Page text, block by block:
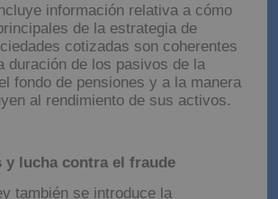
información relativa a cómo
de la estrategia de
cotizadas son coherentes
duración de los pasivos de la
fondo de pensiones y a la manera
al rendimiento de sus activos.
y lucha contra el fraude
también se introduce la